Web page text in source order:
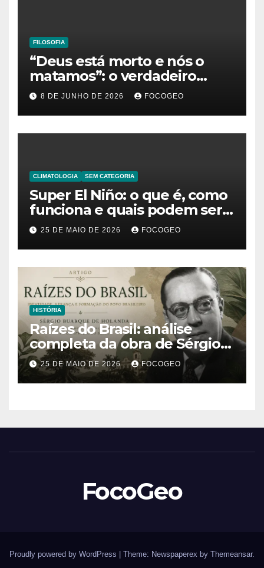
FILOSOFIA
“Deus está morto e nós o
matamos”: o verdadeiro
significado da frase de
Friedrich Nietzsche
8 DE JUNHO DE 2026 FOCOGEO
CLIMATOLOGIA SEM CATEGORIA
Super El Niño: o que é, como
funciona e quais podem ser
os impactos desse fenômeno
climático extremo no Brasil e
no mundo
25 DE MAIO DE 2026 FOCOGEO
HISTÓRIA
Raízes do Brasil: análise
completa da obra de Sérgio
Buarque de Holanda e sua
importância para entender a
formação do Brasil
25 DE MAIO DE 2026 FOCOGEO
FocoGeo
Proudly powered by WordPress | Theme: Newspaperex by Themeansar.